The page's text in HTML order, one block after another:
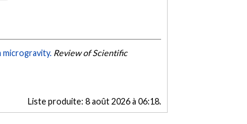
microgravity. Review of Scientific
Liste produite: 8 août 2026 à 06:18.